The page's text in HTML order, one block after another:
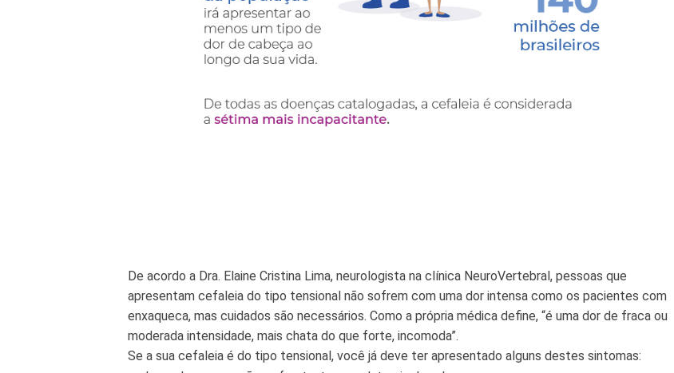
De acordo a Dra. Elaine Cristina Lima, neurologista na clínica NeuroVertebral, pessoas que
apresentam cefaleia do tipo tensional não sofrem com uma dor intensa como os pacientes com
enxaqueca, mas cuidados são necessários. Como a própria médica define, “é uma dor de fraca ou
moderada intensidade, mais chata do que forte, incomoda”.
Se a sua cefaleia é do tipo tensional, você já deve ter apresentado alguns destes sintomas: